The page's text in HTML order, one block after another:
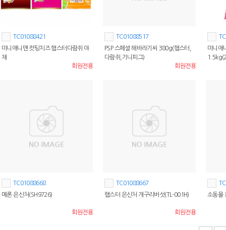
TC01088421
미니애니맨 컷팅치즈 햄스터다람쥐 야
채
회원전용
TC01088517
PSP 스페셜 해바라기씨 380g(햄스터,
다람쥐,기니피그)
회원전용
미니애
TC01088668
메론 은신처(SH9726)
회원전용
TC01088667
햄스터 은신처 개구리버섯(TL-001H)
회원전용
소동물